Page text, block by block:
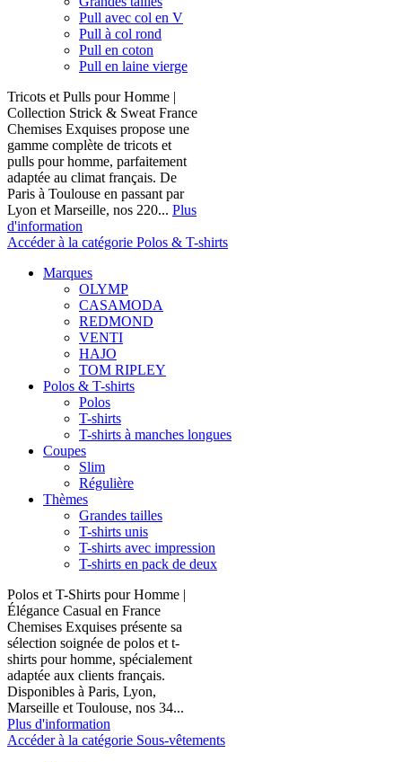
Pull avec col en V
Pull à col rond
Pull en coton
Pull en laine vierge
Tricots et Pulls pour Homme |
Collection Strick & Sweat France
Chemises Exquises propose une
gamme complète de tricots et
pulls pour homme, parfaitement
adaptée au climat français. De
Paris à Toulouse en passant par
Lyon et Marseille, nos 220... Plus
d'information
Accéder à la catégorie Polos & T-shirts
Marques
OLYMP
CASAMODA
REDMOND
VENTI
HAJO
TOM RIPLEY
Polos & T-shirts
Polos
T-shirts
T-shirts à manches longues
Coupes
Slim
Régulière
Thèmes
Grandes tailles
T-shirts unis
T-shirts avec impression
T-shirts en pack de deux
Polos et T-Shirts pour Homme |
Élégance Casual en France
Chemises Exquises présente sa
sélection soignée de polos et t-
shirts pour homme, spécialement
adaptée aux clients français.
Disponibles à Paris, Lyon,
Marseille et Toulouse, nos 34...
Plus d'information
Accéder à la catégorie Sous-vêtements